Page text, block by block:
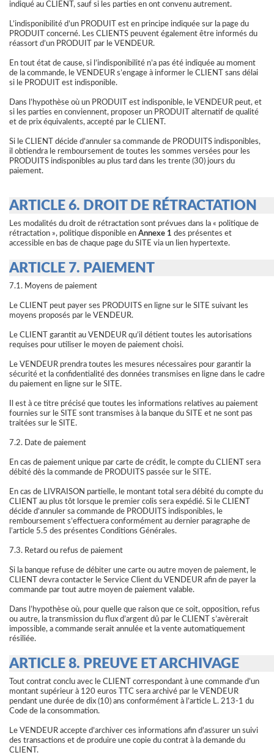
indiqué au CLIENT, sauf si les parties en ont convenu autrement.
L’indisponibilité d’un PRODUIT est en principe indiquée sur la page du
PRODUIT concerné. Les CLIENTS peuvent également être informés du
réassort d’un PRODUIT par le VENDEUR.
En tout état de cause, si l’indisponibilité n’a pas été indiquée au moment
de la commande, le VENDEUR s’engage à informer le CLIENT sans délai
si le PRODUIT est indisponible.
Dans l’hypothèse où un PRODUIT est indisponible, le VENDEUR peut, et
si les parties en conviennent, proposer un PRODUIT alternatif de qualité
et de prix équivalents, accepté par le CLIENT.
Si le CLIENT décide d’annuler sa commande de PRODUITS indisponibles,
il obtiendra le remboursement de toutes les sommes versées pour les
PRODUITS indisponibles au plus tard dans les trente (30) jours du
paiement.
ARTICLE 6. DROIT DE RÉTRACTATION
Les modalités du droit de rétractation sont prévues dans la « politique de
rétractation », politique disponible en Annexe 1 des présentes et
accessible en bas de chaque page du SITE via un lien hypertexte.
ARTICLE 7. PAIEMENT
7.1. Moyens de paiement
Le CLIENT peut payer ses PRODUITS en ligne sur le SITE suivant les
moyens proposés par le VENDEUR.
Le CLIENT garantit au VENDEUR qu’il détient toutes les autorisations
requises pour utiliser le moyen de paiement choisi.
Le VENDEUR prendra toutes les mesures nécessaires pour garantir la
sécurité et la confidentialité des données transmises en ligne dans le cadre
du paiement en ligne sur le SITE.
Il est à ce titre précisé que toutes les informations relatives au paiement
fournies sur le SITE sont transmises à la banque du SITE et ne sont pas
traitées sur le SITE.
7.2. Date de paiement
En cas de paiement unique par carte de crédit, le compte du CLIENT sera
débité dès la commande de PRODUITS passée sur le SITE.
En cas de LIVRAISON partielle, le montant total sera débité du compte du
CLIENT au plus tôt lorsque le premier colis sera expédié. Si le CLIENT
décide d’annuler sa commande de PRODUITS indisponibles, le
remboursement s’effectuera conformément au dernier paragraphe de
l’article 5.5 des présentes Conditions Générales.
7.3. Retard ou refus de paiement
Si la banque refuse de débiter une carte ou autre moyen de paiement, le
CLIENT devra contacter le Service Client du VENDEUR afin de payer la
commande par tout autre moyen de paiement valable.
Dans l’hypothèse où, pour quelle que raison que ce soit, opposition, refus
ou autre, la transmission du flux d’argent dû par le CLIENT s’avèrerait
impossible, a commande serait annulée et la vente automatiquement
résiliée.
ARTICLE 8. PREUVE ET ARCHIVAGE
Tout contrat conclu avec le CLIENT correspondant à une commande d’un
montant supérieur à 120 euros TTC sera archivé par le VENDEUR
pendant une durée de dix (10) ans conformément à l’article L. 213-1 du
Code de la consommation.
Le VENDEUR accepte d’archiver ces informations afin d’assurer un suivi
des transactions et de produire une copie du contrat à la demande du
CLIENT.